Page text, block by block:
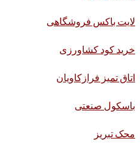
لایت باکس فروشگاهی
خرید کود کشاورزی
اتاق تمیز فرازکاویان
باسکول صنعتی
محک تبریز